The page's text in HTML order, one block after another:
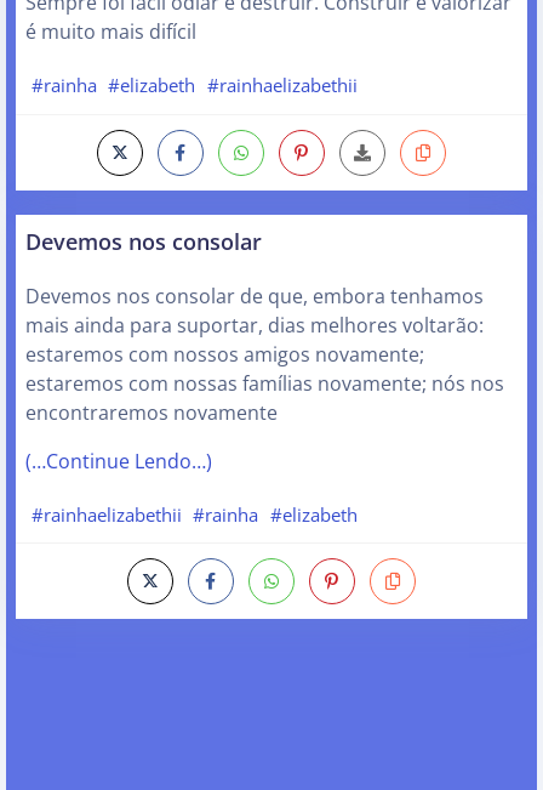
é muito mais difícil
#rainha #elizabeth #rainhaelizabethii
Devemos nos consolar
Devemos nos consolar de que, embora tenhamos
mais ainda para suportar, dias melhores voltarão:
estaremos com nossos amigos novamente;
estaremos com nossas famílias novamente; nós nos
encontraremos novamente
(…Continue Lendo…)
#rainhaelizabethii #rainha #elizabeth